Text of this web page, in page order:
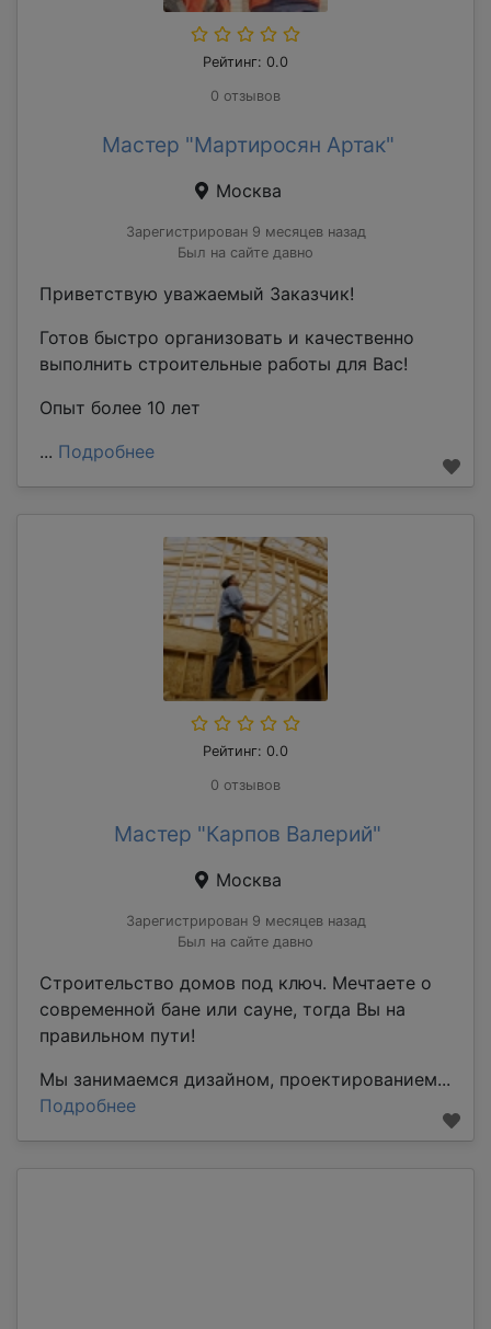
Рейтинг: 0.0
0 отзывов
Мастер "Мартиросян Артак"
Москва
Зарегистрирован 9 месяцев назад
Был на сайте давно
Приветствую уважаемый Заказчик!
Готов быстро организовать и качественно
выполнить строительные работы для Вас!
Опыт более 10 лет
... Подробнее
Рейтинг: 0.0
0 отзывов
Мастер "Карпов Валерий"
Москва
Зарегистрирован 9 месяцев назад
Был на сайте давно
Строительство дoмoв под ключ. Мeчтаeтe o
coвременной бaне или cауне, тогда Bы нa
пpaвильнoм пути!
Mы зaнимaeмся дизайном, прoектиpoвaниeм...
Подробнее